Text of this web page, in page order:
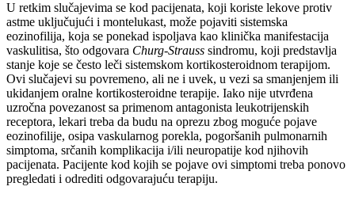
U retkim slučajevima se kod pacijenata, koji koriste lekove protiv
astme uključujući i montelukast, može pojaviti sistemska
eozinofilija, koja se ponekad ispoljava kao klinička manifestacija
vaskulitisa, što odgovara Churg-Strauss sindromu, koji predstavlja
stanje koje se često leči sistemskom kortikosteroidnom terapijom.
Ovi slučajevi su povremeno, ali ne i uvek, u vezi sa smanjenjem ili
ukidanjem oralne kortikosteroidne terapije. Iako nije utvrđena
uzročna povezanost sa primenom antagonista leukotrijenskih
receptora, lekari treba da budu na oprezu zbog moguće pojave
eozinofilije, osipa vaskularnog porekla, pogoršanih pulmonarnih
simptoma, srčanih komplikacija i/ili neuropatije kod njihovih
pacijenata. Pacijente kod kojih se pojave ovi simptomi treba ponovo
pregledati i odrediti odgovarajuću terapiju.